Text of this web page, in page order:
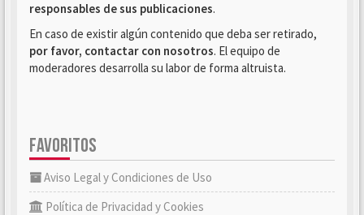
responsables de sus publicaciones.
En caso de existir algún contenido que deba ser retirado,
por favor, contactar con nosotros. El equipo de
moderadores desarrolla su labor de forma altruista.
FAVORITOS
Aviso Legal y Condiciones de Uso
Política de Privacidad y Cookies